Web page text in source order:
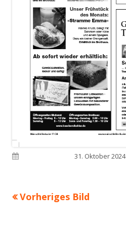
Veröffentlicht am31. Oktober 2024
Vorheriges Bild